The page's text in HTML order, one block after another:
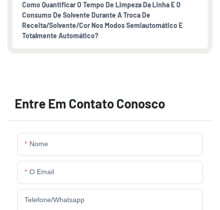
Como Quantificar O Tempo De Limpeza Da Linha E O
Consumo De Solvente Durante A Troca De
Receita/solvente/cor Nos Modos Semiautomático E
Totalmente Automático?
Entre Em Contato Conosco
Nome
O Email
Telefone/whatsapp